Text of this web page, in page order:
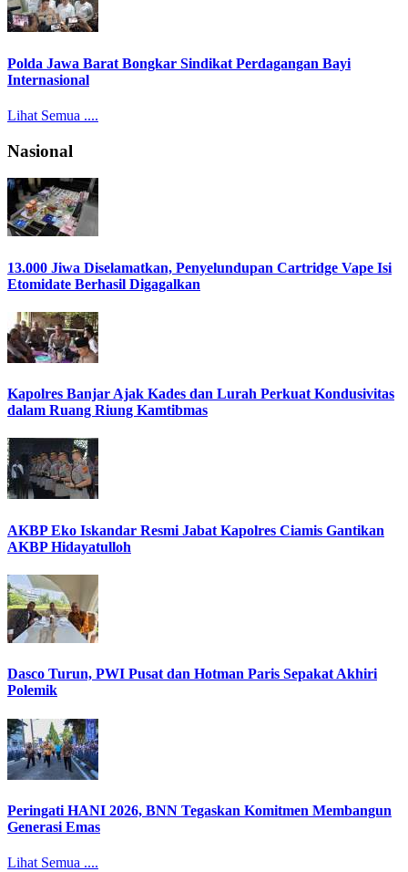
Polda Jawa Barat Bongkar Sindikat Perdagangan Bayi
Internasional
Lihat Semua ....
Nasional
13.000 Jiwa Diselamatkan, Penyelundupan Cartridge Vape Isi
Etomidate Berhasil Digagalkan
Kapolres Banjar Ajak Kades dan Lurah Perkuat Kondusivitas
dalam Ruang Riung Kamtibmas
AKBP Eko Iskandar Resmi Jabat Kapolres Ciamis Gantikan
AKBP Hidayatulloh
Dasco Turun, PWI Pusat dan Hotman Paris Sepakat Akhiri
Polemik
Peringati HANI 2026, BNN Tegaskan Komitmen Membangun
Generasi Emas
Lihat Semua ....